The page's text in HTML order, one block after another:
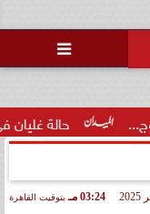

حالة غليان في نادي
03:24 مـ بتوقيت القاهرة